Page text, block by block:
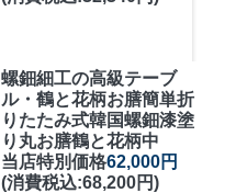
螺鈿細工の高級テーブ
ル・鶴と花柄お膳簡単折
りたたみ式韓国螺鈿漆塗
り丸お膳鶴と花柄中
当店特別価格62,000円
(消費税込:68,200円)